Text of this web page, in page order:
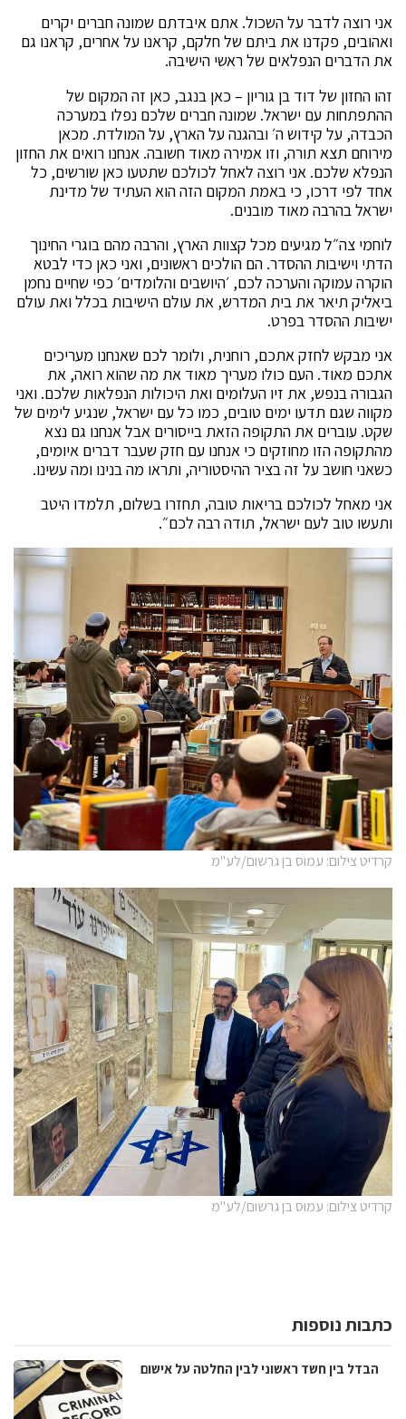
אני רוצה לדבר על השכול. אתם איבדתם שמונה חברים יקרים
ואהובים, פקדנו את ביתם של חלקם, קראנו על אחרים, קראנו גם
את הדברים הנפלאים של ראשי הישיבה.
זהו החזון של דוד בן גוריון – כאן בנגב, כאן זה המקום של
ההתפתחות עם ישראל. שמונה חברים שלכם נפלו במערכה
הכבדה, על קידוש ה׳ ובהגנה על הארץ, על המולדת. מכאן
מירוחם תצא תורה, וזו אמירה מאוד חשובה. אנחנו רואים את החזון
הנפלא שלכם. אני רוצה לאחל לכולכם שתטעו כאן שורשים, כל
אחד לפי דרכו, כי באמת המקום הזה הוא העתיד של מדינת
ישראל בהרבה מאוד מובנים.
לוחמי צה״ל מגיעים מכל קצוות הארץ, והרבה מהם בוגרי החינוך
הדתי וישיבות ההסדר. הם הולכים ראשונים, ואני כאן כדי לבטא
הוקרה עמוקה והערכה לכם, ׳היושבים והלומדים׳ כפי שחיים נחמן
ביאליק תיאר את בית המדרש, את עולם הישיבות בכלל ואת עולם
ישיבות ההסדר בפרט.
אני מבקש לחזק אתכם, רוחנית, ולומר לכם שאנחנו מעריכים
אתכם מאוד. העם כולו מעריך מאוד את מה שהוא רואה, את
הגבורה בנפש, את זיו העלומים ואת היכולות הנפלאות שלכם. ואני
מקווה שגם תדעו ימים טובים, כמו כל עם ישראל, שנגיע לימים של
שקט. עוברים את התקופה הזאת בייסורים אבל אנחנו גם נצא
מהתקופה הזו מחוזקים כי אנחנו עם חזק שעבר דברים איומים,
כשאני חושב על זה בציר ההיסטוריה, ותראו מה בנינו ומה עשינו.
אני מאחל לכולכם בריאות טובה, תחזרו בשלום, תלמדו היטב
ותעשו טוב לעם ישראל, תודה רבה לכם״.
קרדיט צילום: עמוס בן גרשום/לע"מ
קרדיט צילום: עמוס בן גרשום/לע"מ
כתבות נוספות
הבדל בין חשד ראשוני לבין החלטה על אישום